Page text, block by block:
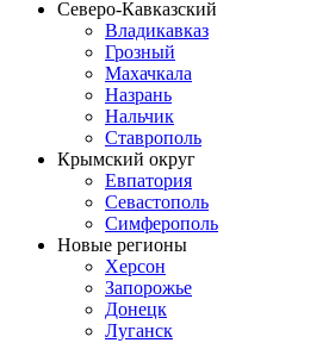
Северо-Кавказский
Владикавказ
Грозный
Махачкала
Назрань
Нальчик
Ставрополь
Крымский округ
Евпатория
Севастополь
Симферополь
Новые регионы
Херсон
Запорожье
Донецк
Луганск